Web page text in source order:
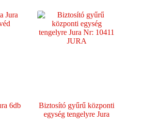
van.
A
változatok
a
6db
Biztosító gyűrű központi
egység tengelyre Jura